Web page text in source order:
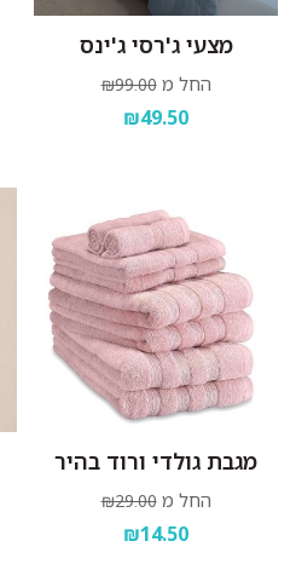
מצעי ג'רסי ג'ינס
החל מ ₪99.00
₪49.50
מגבת גולדי ורוד בהיר
החל מ ₪29.00
₪14.50